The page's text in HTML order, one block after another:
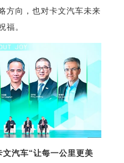
方向，也对卡文汽车未来
福。
汽车“让每一公里更美